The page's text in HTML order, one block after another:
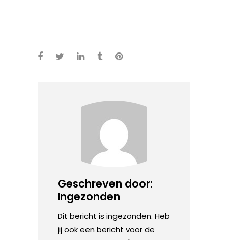
Geschreven door:
Ingezonden
Dit bericht is ingezonden. Heb
jij ook een bericht voor de